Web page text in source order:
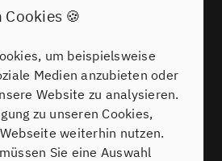
versteht. Wir begleiten Sie
eine Entscheidung zu treffen,
im Alter gewährleistet.
heute ein unverbindliches
und lassen Sie uns gemeinsam
in dieser neuen Lebensphase
🍪
um beispielsweise
Medien anzubieten oder
Website zu analysieren.
zu unseren Cookies,
weiterhin nutzen.
Sie eine Auswahl